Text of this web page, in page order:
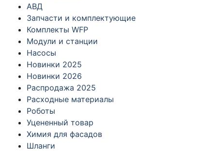
АВД
Запчасти и комплектующие
Комплекты WFP
Модули и станции
Насосы
Новинки 2025
Новинки 2026
Распродажа 2025
Расходные материалы
Роботы
Уцененный товар
Химия для фасадов
Шланги